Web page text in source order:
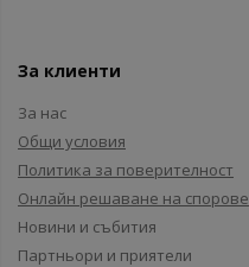
За клиенти
За нас
Общи условия
Политика за поверителност
Онлайн решаване на спорове
Новини и събития
Партньори и приятели